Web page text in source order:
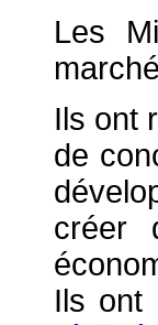
Les
Ils ont
de
créer
Ils ont